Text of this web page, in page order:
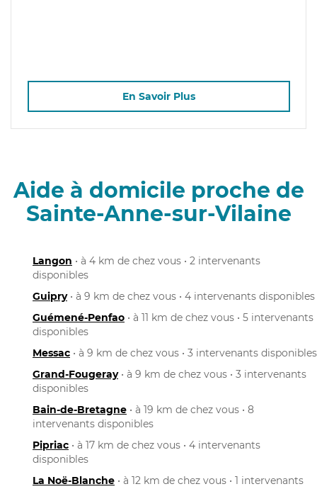
En Savoir Plus
Aide à domicile proche de
Sainte-Anne-sur-Vilaine
Langon • à 4 km de chez vous • 2 intervenants
disponibles
Guipry• à 9 km de chez vous • 4 intervenants disponibles
Guémené-Penfao • à 11 km de chez vous • 5 intervenants
disponibles
Messac • à 9 km de chez vous • 3 intervenants disponibles
Grand-Fougeray• à 9 km de chez vous • 3 intervenants
disponibles
Bain-de-Bretagne • à 19 km de chez vous • 8
intervenants disponibles
Pipriac • à 17 km de chez vous • 4 intervenants
disponibles
La Noë-Blanche • à 12 km de chez vous • 1 intervenants